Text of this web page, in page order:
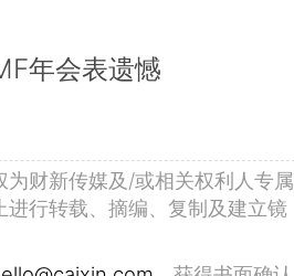
年会表遗憾
财新传媒及/或相关权利人专属
行转载、摘编、复制及建立镜